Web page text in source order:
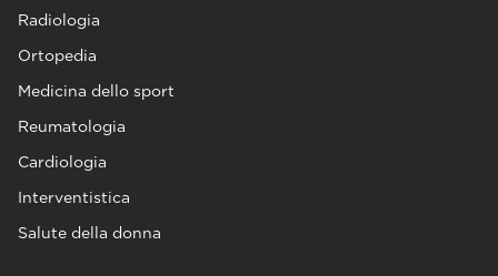
Radiologia
Ortopedia
Medicina dello sport
Reumatologia
Cardiologia
Interventistica
Salute della donna